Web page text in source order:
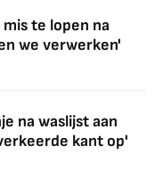
te lopen na
we verwerken'
na waslijst aan
kant op'